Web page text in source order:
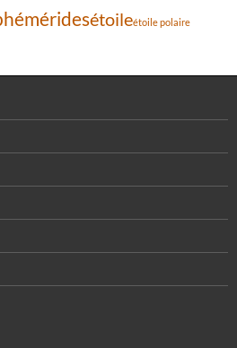
étoileétoile polaire